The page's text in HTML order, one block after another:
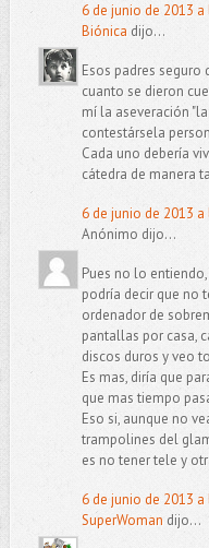
6 de junio de 2013 a
Biónica dijo...
Esos padres seguro
cuanto se dieron
mí la aseveración
contestársela
Cada uno debería
cátedra de manera
6 de junio de 2013 a
Anónimo dijo...
Pues no lo
podría decir que no
ordenador de
pantallas por casa,
discos duros y veo
Es mas, diría que
que mas tiempo
Eso si, aunque no
trampolines del
es no tener tele y
6 de junio de 2013 a
SuperWoman dijo...